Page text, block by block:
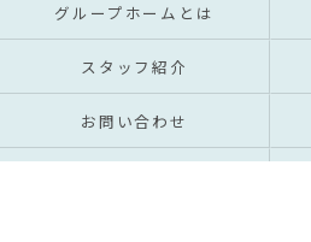
グループホームとは
スタッフ紹介
お問い合わせ